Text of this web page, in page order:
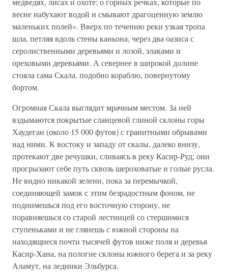
весне набухают водой и смывают драгоценную землю
маленьких полей». Вверх по течению реки узкая тропа
шла, петляя вдоль стены каньона, через два оазиса с
серолиственными деревьями и лозой, злаками и
ореховыми деревьями. А севернее в широкой долине
стояла сама Скала, подобно кораблю, повернутому
бортом.
Огромная Скала выглядит мрачным местом. За ней
вздымаются покрытые сланцевой глиной склоны горы
Хаудеган (около 15 000 футов) с гранитными обрывами
над ними. К востоку и западу от скалы, далеко внизу,
протекают две речушки, сливаясь в реку Касир-Руд; они
прогрызают себе путь сквозь шероховатые и голые русла.
Не видно никакой зелени, пока за перемычкой,
соединяющей замок с этим безрадостным фоном, не
поднимешься под его восточную сторону, не
поравняешься со старой лестницей со стершимися
ступеньками и не глянешь с южной стороны на
находящиеся почти тысячей футов ниже поля и деревья
Касир-Хана, на пологие склоны южного берега и за реку
Аламут, на ледники Эльбурса.